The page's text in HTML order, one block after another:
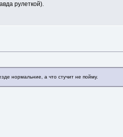
рулеткой).
нормальние, а что стучит не пойму.